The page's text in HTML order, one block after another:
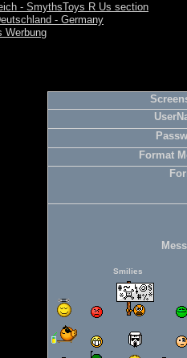
- SmythsToys R Us section
- Germany
Werbung
Format
Smilies